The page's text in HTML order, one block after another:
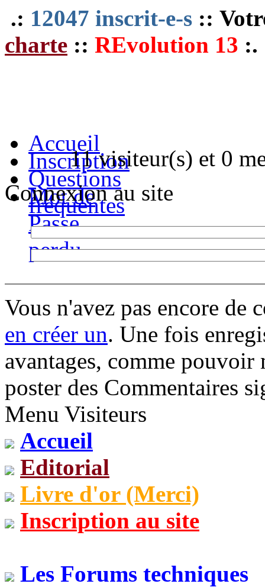
.: 12047 inscrit-e-s ::
charte :: REvolution 13 :.
11 visiteur(s) et 0
Accueil
Inscription
Questions
fréquentes
Mot de
Passe
perdu
Connexion au site
Vous n'avez pas encore de
en créer un. Une fois
avantages, comme
poster des Commentaires
Menu Visiteurs
Accueil
Editorial
Livre d'or (Merci)
Inscription au site
Les Forums techniques